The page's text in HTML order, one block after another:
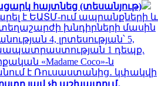
հայտնեց (տեսանյութ)
է ԵԱՏՄ-ում ապրանքների և
խնդիրների մասին
4, լրտեսության՝ 5,
1 դեպք.
«Madame Coco»-ն
է Ռուսաստանից․ կփակվի
լավ չի աշխատում․